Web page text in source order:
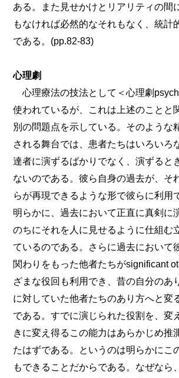
ある。また見せかけとリアリティの間
もなければ必然的なそれもなく、統計
である。(pp.82-83)
心理劇
心理療法の技法として＜心理劇
使われているが、これは上述のことと
別の問題点を示している。そのような
される舞台では、患者たちはいろいろ
達者に演ずるばかりでなく、演ずると
ないのである。彼ら自身の過去が、そ
らが再現できるような形で彼らに利用
明らかに、過去において正直に真剣に
のちにそれを人に見せるように仕組む
ているのである。さらに過去において
関わりをもった他者たちがsignificant
ざまな役回も利用でき、昔の自分のあ
に対していた他者たちのあり方へと変
である。すでに演じられた役割を、変
きに変え得るこの能力はあらかじめ推
たはずである。というのは明らかにこ
もできることだからである。なぜなら